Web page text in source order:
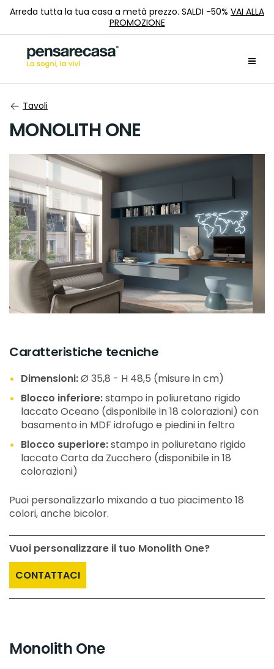
Arreda tutta la tua casa a metà prezzo. SALDI -50% VAI ALLA
PROMOZIONE
Tavoli
MONOLITH ONE
Caratteristiche tecniche
Dimensioni:Ø 35,8 - H 48,5 (misure in cm)
Blocco inferiore:stampo in poliuretano rigido
laccato Oceano (disponibile in 18 colorazioni) con
basamento in MDF idrofugo e piedini in feltro
Blocco superiore:stampo in poliuretano rigido
laccato Carta da Zucchero (disponibile in 18
colorazioni)
Puoi personalizzarlo mixando a tuo piacimento 18
colori, anche bicolor.
Vuoi personalizzare il tuo Monolith One?
CONTATTACI
Monolith One